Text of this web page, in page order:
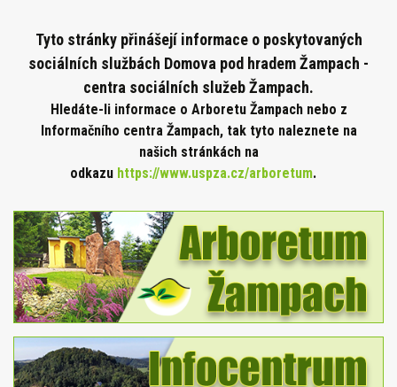
Tyto stránky přinášejí informace o poskytovaných
sociálních službách Domova pod hradem Žampach -
centra sociálních služeb Žampach.
Hledáte-li informace o Arboretu Žampach nebo z
Informačního centra Žampach, tak tyto naleznete na
našich stránkách na
odkazu https://www.uspza.cz/arboretum.